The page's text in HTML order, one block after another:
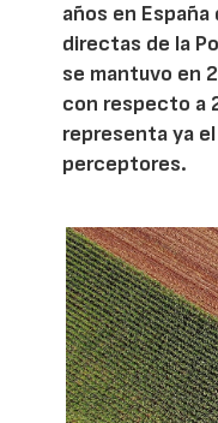
años en
directas de la
se mantuvo en
con respecto a
representa ya
perceptores.